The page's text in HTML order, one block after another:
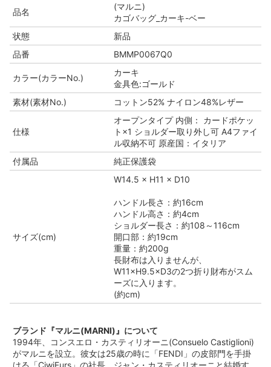
品名
(マルニ)
カゴバッグ_カーキ-ベー
状態
新品
品番
BMMP0067Q0
カラー(カラーNo.)
カーキ
金具色:ゴールド
素材(素材No.)
コットン52% ナイロン48%レザー
仕様
オープンタイプ 内側： カードポケッ
ト×1 ショルダー取り外し可 A4ファイ
ル収納不可 原産国：イタリア
付属品
純正保護袋
サイズ(cm)
W14.5 × H11 × D10
ハンドル長さ：約16cm
ハンドル高さ：約4cm
ショルダー長さ：約108～116cm
開口部：約19cm
重量：約200g
長財布は入りませんが、
W11×H9.5×D3の2つ折り財布がスム
ーズに入ります。
(約cm)
ブランド『マルニ(MARNI)』について
1994年、コンスエロ・カスティリオーニ(Consuelo Castiglioni)
がマルニを設立。彼女は25歳の時に「FENDI」の皮部門を手掛
ける「CiwiFurs」の社長、ジャン・カスティリオーニと結婚す